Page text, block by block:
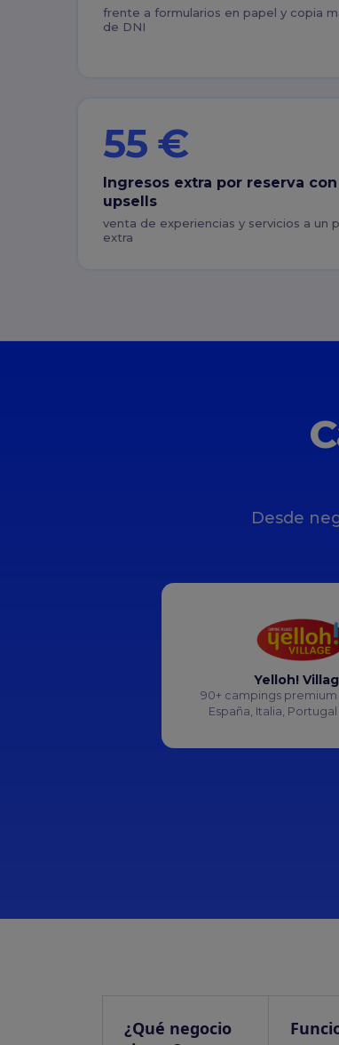
frente a formularios en papel y copia
de DNI
55 €
Ingresos extra por reserva con
upsells
venta de experiencias y servicios a un
extra
Desde
Yelloh!
90+ campings premium
España, Italia,
¿Qué negocio